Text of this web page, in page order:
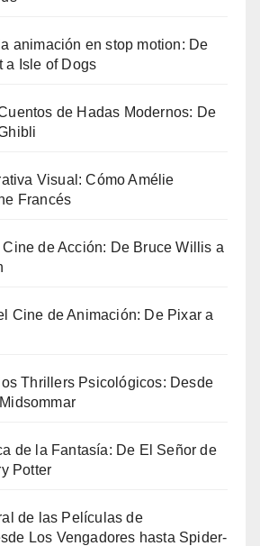
animación en stop motion: De
a Isle of Dogs
de Hadas Modernos: De
Visual: Cómo Amélie
Francés
de Acción: De Bruce Willis a
Cine de Animación: De Pixar a
Thrillers Psicológicos: Desde
de la Fantasía: De El Señor de
Potter
de las Películas de
Los Vengadores hasta Spider-